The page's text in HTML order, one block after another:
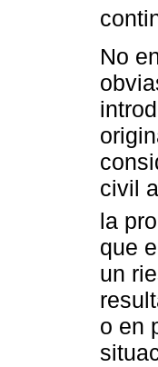
No
civil
la
que
un
o en